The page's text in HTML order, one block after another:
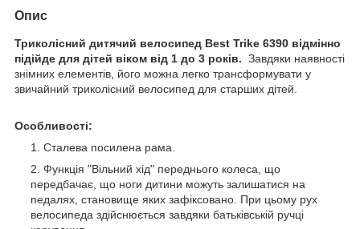
Опис
Триколісний дитячий велосипед Best Trike 6390 відмінно
підійде для дітей віком від 1 до 3 років. Завдяки наявності
знімних елементів, його можна легко трансформувати у
звичайний триколісний велосипед для старших дітей.
Особливості:
Сталева посилена рама.
Функція "Вільний хід" переднього колеса, що
передбачає, що ноги дитини можуть залишатися на
педалях, становище яких зафіксовано. При цьому рух
велосипеда здійснюється завдяки батьківській ручці